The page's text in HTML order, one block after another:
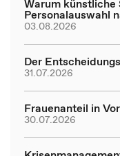
Warum künstliche
Personalauswahl
03.08.2026
Der
31.07.2026
Frauenanteil in
30.07.2026